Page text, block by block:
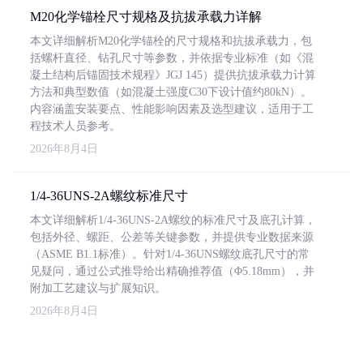
M20化学锚栓尺寸规格及抗拔承载力详解
本文详细解析M20化学锚栓的尺寸规格和抗拔承载力，包
括螺杆直径、钻孔尺寸等参数，并依据专业标准（如《混
凝土结构后锚固技术规程》JGJ 145）提供抗拔承载力计算
方法和典型数值（如混凝土强度C30下设计值约80kN）。
内容涵盖安装要点、性能影响因素及选型建议，适用于工
程技术人员参考。
2026年8月4日
1/4-36UNS-2A螺纹标准尺寸
本文详细解析1/4-36UNS-2A螺纹的标准尺寸及底孔计算，
包括外径、螺距、公差等关键参数，并提供专业数据来源
（ASME B1.1标准）。针对1/4-36UNS螺纹底孔尺寸的常
见疑问，通过公式推导给出精确推荐值（Φ5.18mm），并
附加工艺建议与扩展知识。
2026年8月4日